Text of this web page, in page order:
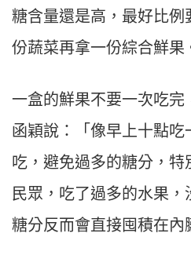
糖含量還是高，最好比例
份蔬菜再拿一份綜合鮮果
一盒的鮮果不要一次吃完
函穎說：「像早上十點吃
吃，避免過多的糖分，特
民眾，吃了過多的水果，
糖分反而會直接囤積在內